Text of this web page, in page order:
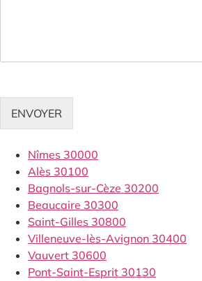
ENVOYER
Nîmes 30000
Alès 30100
Bagnols-sur-Cèze 30200
Beaucaire 30300
Saint-Gilles 30800
Villeneuve-lès-Avignon 30400
Vauvert 30600
Pont-Saint-Esprit 30130